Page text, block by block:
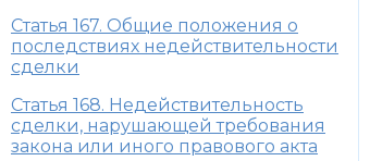
Статья 167. Общие положения о
последствиях недействительности
сделки
Статья 168. Недействительность
сделки, нарушающей требования
закона или иного правового акта